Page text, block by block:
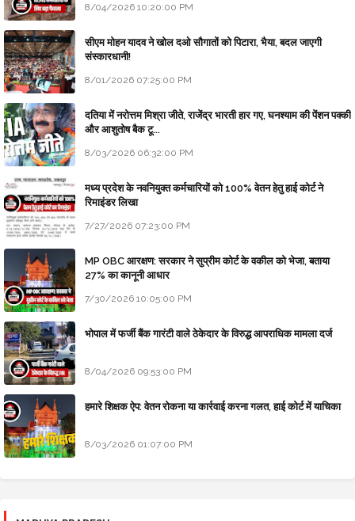
8/04/2026 10:20:00 PM
सीएम मोहन यादव ने खोल दओ सौगातों को पिटारा, भैया, बदल जाएगी
संस्कारधानी!
8/01/2026 07:25:00 PM
दतिया में नरोत्तम मिश्रा जीते, राजेंद्र भारती हार गए, घनश्याम की पेंशन पक्की
और आशुतोष बैक टू...
8/03/2026 06:32:00 PM
मध्य प्रदेश के नवनियुक्त कर्मचारियों को 100% वेतन हेतु हाई कोर्ट ने
रिमाइंडर लिखा
7/27/2026 07:23:00 PM
MP OBC आरक्षण: सरकार ने सुप्रीम कोर्ट के वकील को भेजा, बताया
27% का कानूनी आधार
7/30/2026 10:05:00 PM
भोपाल में फर्जी बैंक गारंटी वाले ठेकेदार के विरुद्ध आपराधिक मामला दर्ज
8/04/2026 09:53:00 PM
हमारे शिक्षक ऐप: वेतन रोकना या कार्रवाई करना गलत, हाई कोर्ट में याचिका
8/03/2026 01:07:00 PM